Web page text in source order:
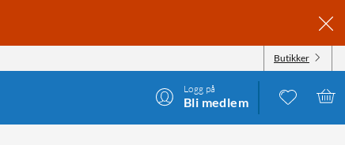
Butikker
Logg på
Bli medlem